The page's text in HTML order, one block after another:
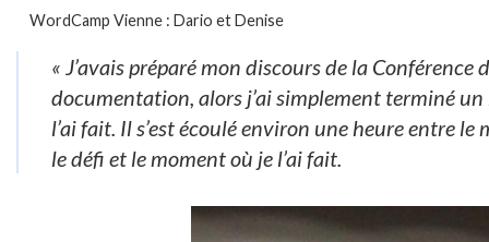
WordCamp Vienne : Dario et Denise
« J’avais préparé mon discours de la Conférence
documentation, alors j’ai simplement terminé
l’ai fait. Il s’est écoulé environ une heure entre le
le défi et le moment où je l’ai fait.